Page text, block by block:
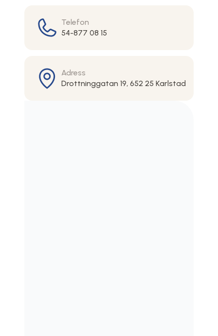
Telefon
54-877 08 15
Adress
Drottninggatan 19, 652 25 Karlstad